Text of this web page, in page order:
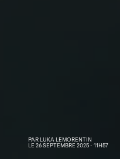
PAR LUKA LEMORENTIN
LE 26 SEPTEMBRE 2025 - 11H57